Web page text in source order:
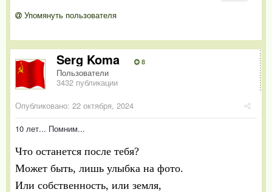
Упомянуть пользователя
Serg Koma 8
Пользователи
3432 публикации
Опубликовано: 22 октября, 2024
10 лет... Помним...
Что останется после тебя?
Может быть, лишь улыбка на фото.
Или собственность, или земля,